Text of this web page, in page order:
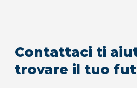
Contattaci ti
trovare il tuo